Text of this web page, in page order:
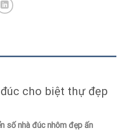
cho biệt thự đẹp
số nhà đúc nhôm đẹp ấn